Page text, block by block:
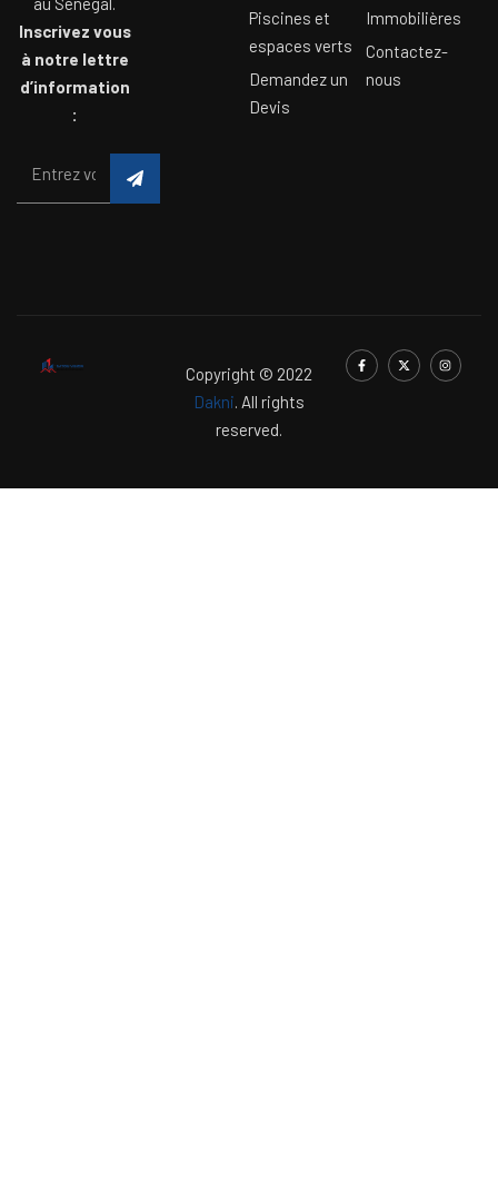
Inscrivez vous
à notre lettre
d’information
:
Piscines et
espaces verts
Demandez un
Devis
Immobilières
Contactez-
nous
Copyright © 2022
Dakni. All rights
reserved.